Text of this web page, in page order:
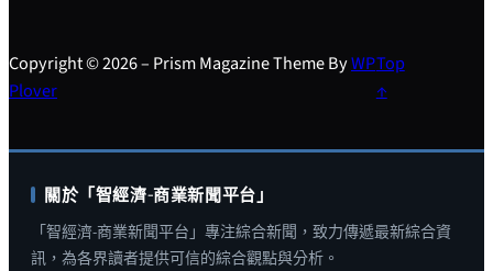
Copyright © 2026 – Prism Magazine Theme ByWP
Plover
Top
↑
關於「智經濟-商業新聞平台」
「智經濟-商業新聞平台」專注綜合新聞，致力傳遞最新綜合資
訊，為各界讀者提供可信的綜合觀點與分析。